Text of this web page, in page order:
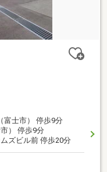
富士市） 停歩9分
） 停歩9分
ズビル前 停歩20分